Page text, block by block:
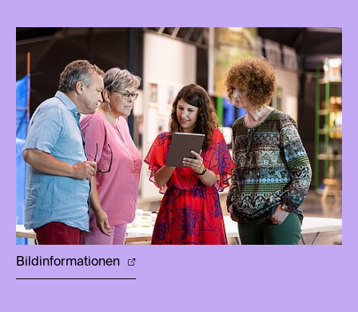
Bildinformationen